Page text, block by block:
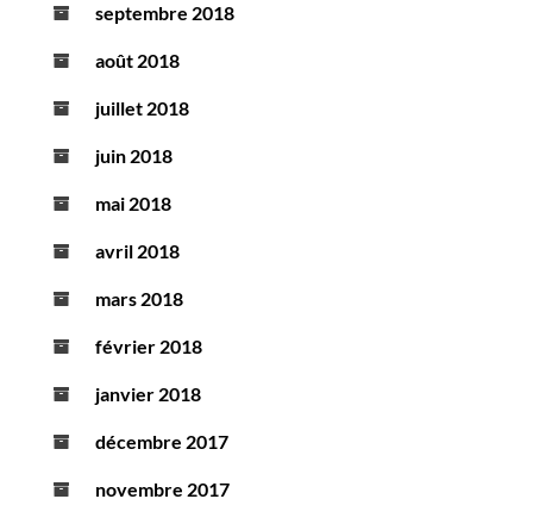
septembre 2018
août 2018
juillet 2018
juin 2018
mai 2018
avril 2018
mars 2018
février 2018
janvier 2018
décembre 2017
novembre 2017